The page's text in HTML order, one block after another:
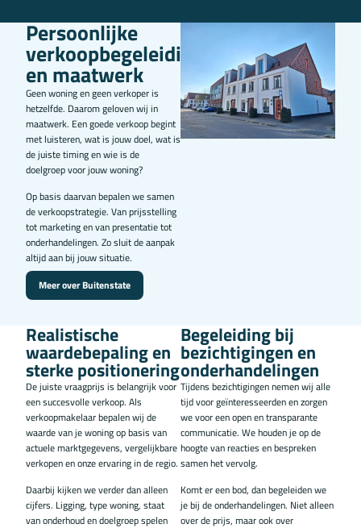
Persoonlijke
verkoopbegeleiding
en maatwerk
Geen woning en geen verkoper is
hetzelfde. Daarom geloven wij in
maatwerk. Een goede verkoop begint
met luisteren, wat is jouw doel, wat is
de juiste timing en wie is de
doelgroep voor jouw woning?
Op basis daarvan bepalen we samen
de verkoopstrategie. Van prijsstelling
tot marketing en van presentatie tot
onderhandelingen. Zo sluit de aanpak
altijd aan bij jouw situatie.
Meer over Buitenstate
Begeleiding bij
bezichtigingen en
onderhandelingen
Tijdens bezichtigingen nemen wij alle
tijd voor geïnteresseerden en zorgen
we voor een open en transparante
communicatie. We houden je op de
hoogte van reacties en bespreken
samen het vervolg.
Komt er een bod, dan begeleiden we
je bij de onderhandelingen. Niet alleen
over de prijs, maar ook over
Realistische
waardebepaling en
sterke positionering
De juiste vraagprijs is belangrijk voor
een succesvolle verkoop. Als
verkoopmakelaar bepalen wij de
waarde van je woning op basis van
actuele marktgegevens, vergelijkbare
verkopen en onze ervaring in de regio.
Daarbij kijken we verder dan alleen
cijfers. Ligging, type woning, staat
van onderhoud en doelgroep spelen